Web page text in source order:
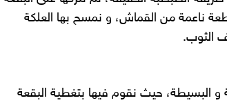
ناعمة من القماش، و نمسح بها العلكة
الثوب.
البسيطة، حيث نقوم فيها بتغطية البقعة